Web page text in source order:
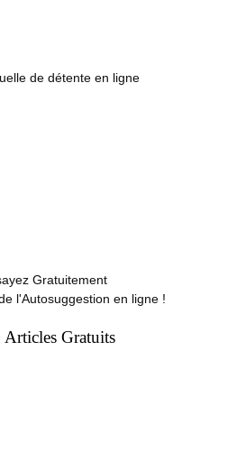
de détente en ligne
Gratuitement
l'Autosuggestion en ligne !
Articles Gratuits